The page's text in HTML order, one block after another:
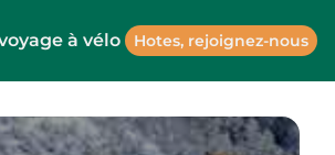
à vélo Hotes, rejoignez-nous